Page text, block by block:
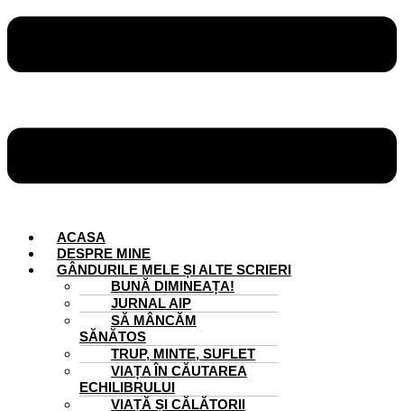
ACASA
DESPRE MINE
GÂNDURILE MELE ȘI ALTE SCRIERI
BUNĂ DIMINEAȚA!
JURNAL AIP
SĂ MÂNCĂM
SĂNĂTOS
TRUP, MINTE, SUFLET
VIAȚA ÎN CĂUTAREA
ECHILIBRULUI
VIAȚĂ ȘI CĂLĂTORII